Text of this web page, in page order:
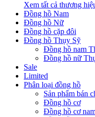
Xem tất cả thương
Đồng hồ Nam
Đồng hồ Nữ
Đồng hồ cặp đôi
Đồng hồ Thụy Sỹ
Đồng hồ nam
Đồng hồ nữ
Sale
Limited
Phân loại đồng hồ
Sản phẩm bán
Đồng hồ cơ
Đồng hồ cơ